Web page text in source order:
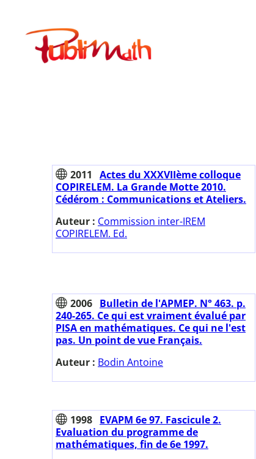
contenuPublimath
2011
Actes du XXXVIIème colloque
COPIRELEM. La Grande Motte 2010.
Cédérom : Communications et Ateliers.
Auteur : Commission inter-IREM
COPIRELEM. Ed.
2006 Bulletin de l'APMEP. N° 463. p.
240-265. Ce qui est vraiment évalué par
PISA en mathématiques. Ce qui ne l'est
pas. Un point de vue Français.
Auteur : Bodin Antoine
1998 EVAPM 6e 97. Fascicule 2.
Evaluation du programme de
mathématiques, fin de 6e 1997.